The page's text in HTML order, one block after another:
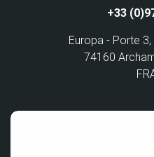
+33
Europa - Porte
74160